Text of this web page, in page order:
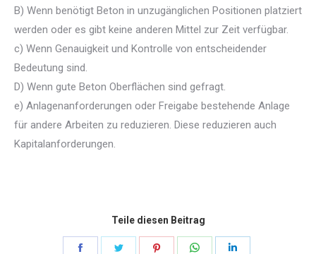
B) Wenn benötigt Beton in unzugänglichen Positionen platziert
werden oder es gibt keine anderen Mittel zur Zeit verfügbar.
c) Wenn Genauigkeit und Kontrolle von entscheidender
Bedeutung sind.
D) Wenn gute Beton Oberflächen sind gefragt.
e) Anlagenanforderungen oder Freigabe bestehende Anlage
für andere Arbeiten zu reduzieren. Diese reduzieren auch
Kapitalanforderungen.
Teile diesen Beitrag
Teilen
Teilen
Teilen